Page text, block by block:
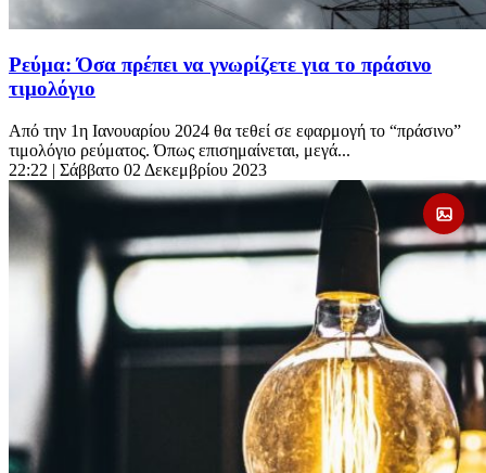
Ρεύμα: Όσα πρέπει να γνωρίζετε για τo πράσινο
τιμολόγιo
Από την 1η Ιανουαρίου 2024 θα τεθεί σε εφαρμογή το “πράσινο”
τιμολόγιο ρεύματος. Όπως επισημαίνεται, μεγά...
22:22 | Σάββατο 02 Δεκεμβρίου 2023